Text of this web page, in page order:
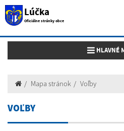
Lúčka
Oficiálne stránky obce
ToggleHLAVNÉ
Mapa stránok Voľby
VOĽBY